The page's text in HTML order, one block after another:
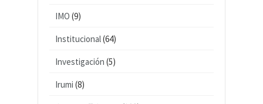
IMO (9)
Institucional(64)
Investigación (5)
Irumi (8)